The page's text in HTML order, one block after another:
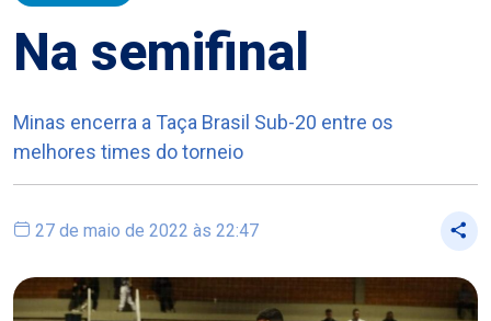
Na semifinal
Minas encerra a Taça Brasil Sub-20 entre os
melhores times do torneio
27 de maio de 2022 às 22:47